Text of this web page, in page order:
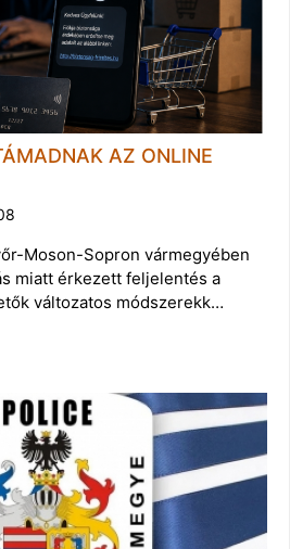
AZ ONLINE
Moson-Sopron vármegyében
miatt érkezett feljelentés a
változatos módszerekk…